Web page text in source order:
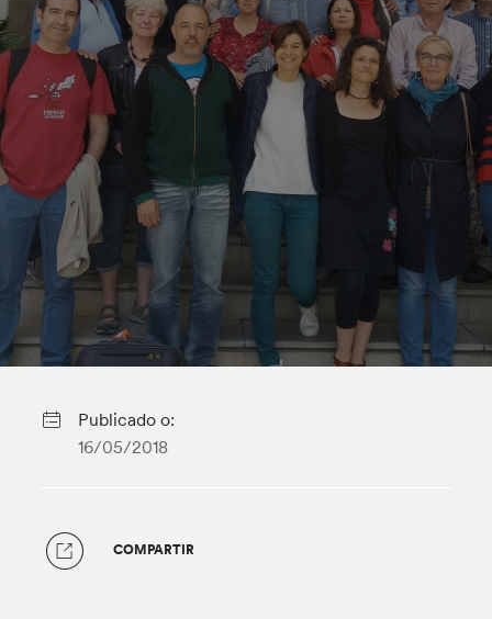
Publicado o:
16/05/2018
COMPARTIR